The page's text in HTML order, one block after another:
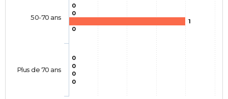
0
0
0
0
1
0
0
0
50-70 ans
Plus de 70 ans